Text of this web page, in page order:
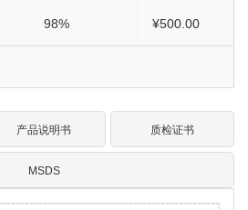
98% ¥500.00
产品说明书 质检证书
MSDS